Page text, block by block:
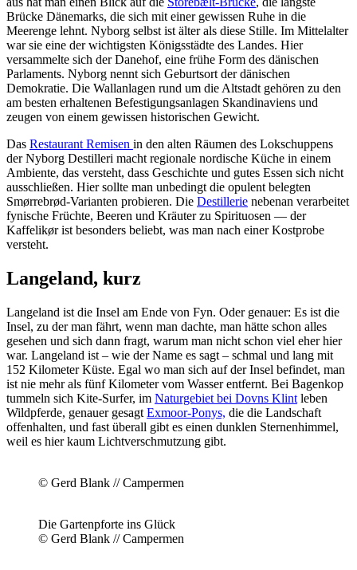
Brücke Dänemarks, die sich mit einer gewissen Ruhe in die
Meerenge lehnt. Nyborg selbst ist älter als diese Stille. Im Mittelalter
war sie eine der wichtigsten Königsstädte des Landes. Hier
versammelte sich der Danehof, eine frühe Form des dänischen
Parlaments. Nyborg nennt sich Geburtsort der dänischen
Demokratie. Die Wallanlagen rund um die Altstadt gehören zu den
am besten erhaltenen Befestigungsanlagen Skandinaviens und
zeugen von einem gewissen historischen Gewicht.
Das Restaurant Remisen in den alten Räumen des Lokschuppens
der Nyborg Destilleri macht regionale nordische Küche in einem
Ambiente, das versteht, dass Geschichte und gutes Essen sich nicht
ausschließen. Hier sollte man unbedingt die opulent belegten
Smørrebrød-Varianten probieren. Die Destillerie nebenan verarbeitet
fynische Früchte, Beeren und Kräuter zu Spirituosen — der
Kaffelikør ist besonders beliebt, was man nach einer Kostprobe
versteht.
Langeland, kurz
Langeland ist die Insel am Ende von Fyn. Oder genauer: Es ist die
Insel, zu der man fährt, wenn man dachte, man hätte schon alles
gesehen und sich dann fragt, warum man nicht schon viel eher hier
war. Langeland ist – wie der Name es sagt – schmal und lang mit
152 Kilometer Küste. Egal wo man sich auf der Insel befindet, man
ist nie mehr als fünf Kilometer vom Wasser entfernt. Bei Bagenkop
tummeln sich Kite-Surfer, im Naturgebiet bei Dovns Klint leben
Wildpferde, genauer gesagt Exmoor-Ponys, die die Landschaft
offenhalten, und fast überall gibt es einen dunklen Sternenhimmel,
weil es hier kaum Lichtverschmutzung gibt.
© Gerd Blank // Campermen
Die Gartenpforte ins Glück
© Gerd Blank // Campermen